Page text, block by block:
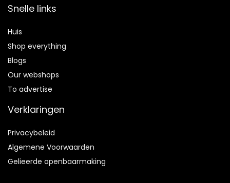
Snelle links
Huis
Shop everything
Blogs
Our webshops
To advertise
Verklaringen
Privacybeleid
Algemene Voorwaarden
Gelieerde openbaarmaking